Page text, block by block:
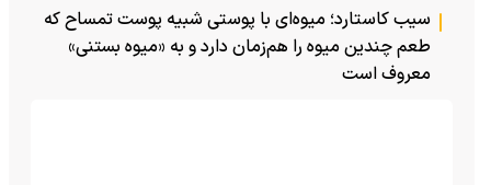
سیب کاستارد؛ میوه‌ای با پوستی شبیه پوست تمساح که
طعم چندین میوه را هم‌زمان دارد و به «میوه بستنی»
معروف است